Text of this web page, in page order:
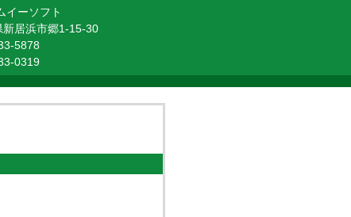
イーソフト
新居浜市郷1-15-30
5878
0319